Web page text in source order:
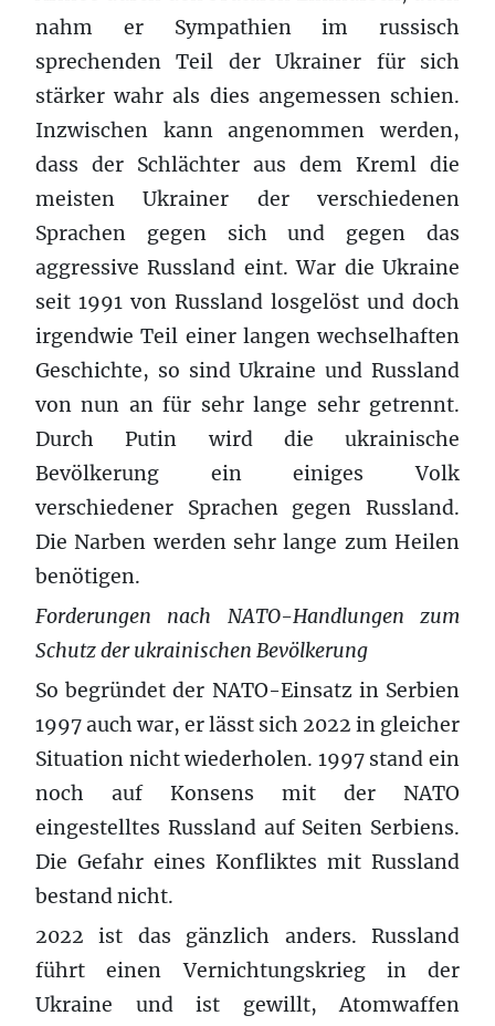
nahm er Sympathien im russisch
sprechenden Teil der Ukrainer für sich
stärker wahr als dies angemessen schien.
Inzwischen kann angenommen werden,
dass der Schlächter aus dem Kreml die
meisten Ukrainer der verschiedenen
Sprachen gegen sich und gegen das
aggressive Russland eint. War die Ukraine
seit 1991 von Russland losgelöst und doch
irgendwie Teil einer langen wechselhaften
Geschichte, so sind Ukraine und Russland
von nun an für sehr lange sehr getrennt.
Durch Putin wird die ukrainische
Bevölkerung ein einiges Volk
verschiedener Sprachen gegen Russland.
Die Narben werden sehr lange zum Heilen
benötigen.
Forderungen nach NATO-Handlungen zum
Schutz der ukrainischen Bevölkerung
So begründet der NATO-Einsatz in Serbien
1997 auch war, er lässt sich 2022 in gleicher
Situation nicht wiederholen. 1997 stand ein
noch auf Konsens mit der NATO
eingestelltes Russland auf Seiten Serbiens.
Die Gefahr eines Konfliktes mit Russland
bestand nicht.
2022 ist das gänzlich anders. Russland
führt einen Vernichtungskrieg in der
Ukraine und ist gewillt, Atomwaffen